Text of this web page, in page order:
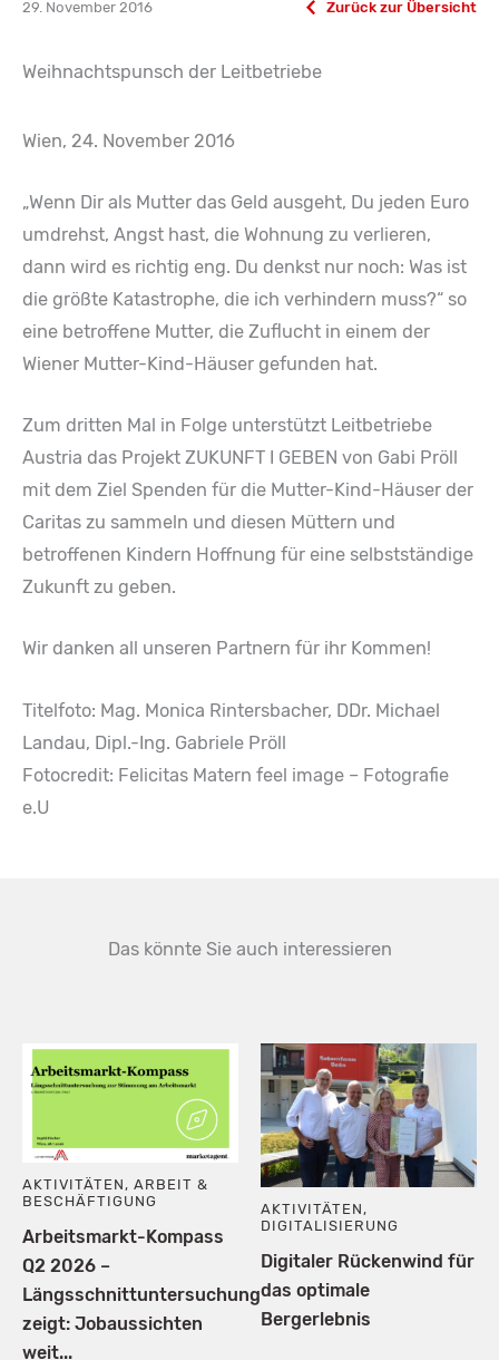
29. November 2016 Zurück zur Übersicht
Weihnachtspunsch der Leitbetriebe
Wien, 24. November 2016
„Wenn Dir als Mutter das Geld ausgeht, Du jeden Euro
umdrehst, Angst hast, die Wohnung zu verlieren,
dann wird es richtig eng. Du denkst nur noch: Was ist
die größte Katastrophe, die ich verhindern muss?“ so
eine betroffene Mutter, die Zuflucht in einem der
Wiener Mutter-Kind-Häuser gefunden hat.
Zum dritten Mal in Folge unterstützt Leitbetriebe
Austria das Projekt ZUKUNFT I GEBEN von Gabi Pröll
mit dem Ziel Spenden für die Mutter-Kind-Häuser der
Caritas zu sammeln und diesen Müttern und
betroffenen Kindern Hoffnung für eine selbstständige
Zukunft zu geben.
Wir danken all unseren Partnern für ihr Kommen!
Titelfoto: Mag. Monica Rintersbacher, DDr. Michael
Landau, Dipl.-Ing. Gabriele Pröll
Fotocredit: Felicitas Matern feel image – Fotografie
e.U
Das könnte Sie auch interessieren
AKTIVITÄTEN,ARBEIT &
BESCHÄFTIGUNG
Arbeitsmarkt-Kompass
Q2 2026 –
Längsschnittuntersuchung
zeigt: Jobaussichten
weit...
AKTIVITÄTEN ,
DIGITALISIERUNG
Digitaler Rückenwind für
das optimale
Bergerlebnis